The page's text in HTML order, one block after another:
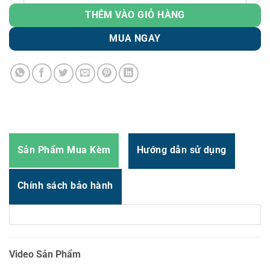
0966.93.1717
Zalo0987.835.345
Zalo0987.919.040
Thời gian:Từ 8h-17h30 Thứ 2 đến Thứ 7
THÊM VÀO GIỎ HÀNG
MUA NGAY
Sản Phẩm Mua Kèm Hướng dẫn sử dụng
Chính sách bảo hành
Video Sản Phẩm